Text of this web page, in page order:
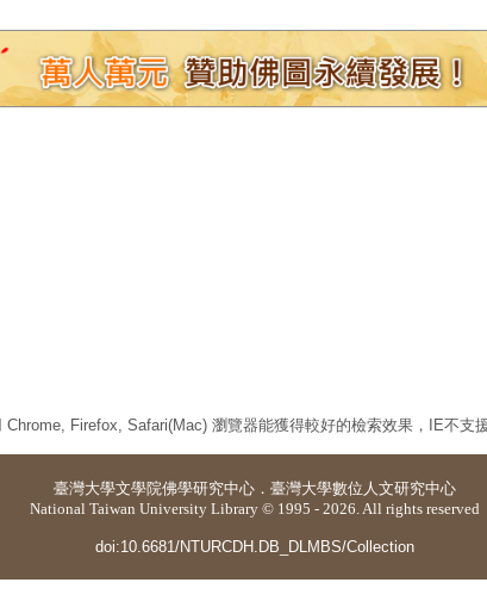
Chrome, Firefox, Safari(Mac) 瀏覽器能獲得較好的檢索效果，IE不支
臺灣大學文學院佛學研究中心 ． 臺灣大學數位人文研究中心
National Taiwan University Library © 1995 - 2026. All rights reserved
doi:10.6681/NTURCDH.DB_DLMBS/Collection